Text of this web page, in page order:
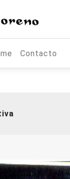
Contacto